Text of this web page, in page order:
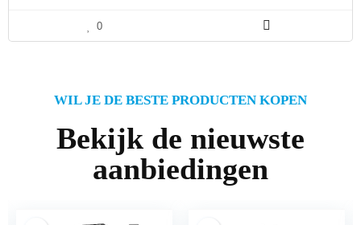
0
WIL JE DE BESTE PRODUCTEN KOPEN
Bekijk de nieuwste
aanbiedingen